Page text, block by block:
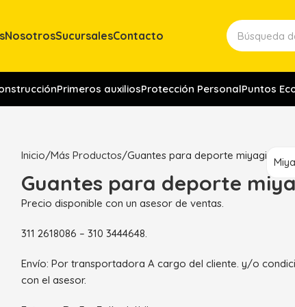
NosotrosSucursalesContacto
Primeros auxiliosProtección PersonalPuntos
Inicio Más Productos Guantes para deporte miyagi
Guantes para deporte
Precio disponible con un asesor de ventas.
311 2618086 – 310 3444648.
Envío: Por transportadora A cargo del cliente. y/o
con el asesor.